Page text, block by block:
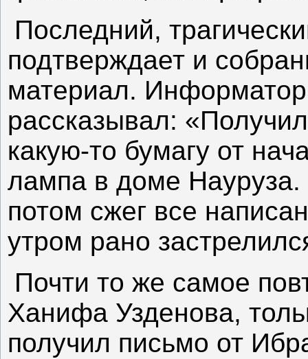
Последний,
подтверждает и
материал.
рассказывал:
какую-то бумагу от
лампа в доме Науруза.
потом сжег все
утром рано
Почти то же самое
Ханифа Узденова,
получил письмо от